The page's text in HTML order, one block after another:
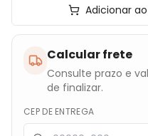
Adicionar
Calcular frete
Consulte prazo e
de finalizar.
CEP DE ENTREGA